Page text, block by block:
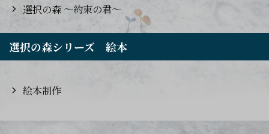
選択の森 ～約束の君～
選択の森シリーズ 絵本
絵本制作